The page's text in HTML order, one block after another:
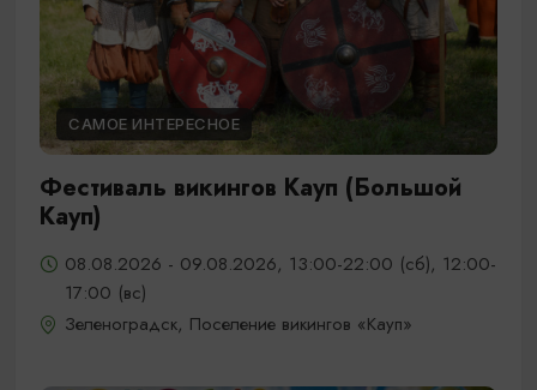
САМОЕ ИНТЕРЕСНОЕ
Фестиваль викингов Кауп (Большой
Кауп)
08.08.2026 - 09.08.2026, 13:00-22:00 (сб), 12:00-
17:00 (вс)
Зеленоградск, Поселение викингов «Кауп»